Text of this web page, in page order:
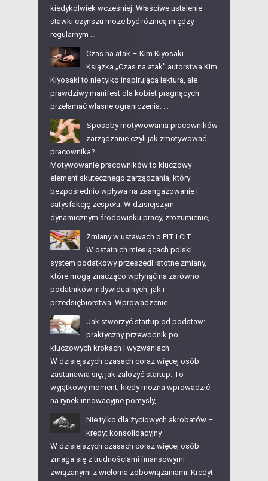
kiedykolwiek wcześniej. Właściwe ustalenie
stawki czynszu może być różnicą między
regularnym …
Czas na atak – Kim Kiyosaki
Książka „Czas na atak” autorstwa Kim
Kiyosaki to nie tylko inspirująca lektura, ale
prawdziwy manifest dla kobiet pragnących
przełamać własne ograniczenia. …
Sposoby motywowania pracowników
zarządzanie czyli jak zmotywować
pracownika?
Motywowanie pracowników to kluczowy
element skutecznego zarządzania, który
bezpośrednio wpływa na zaangażowanie i
satysfakcję zespołu. W dzisiejszym
dynamicznym środowisku pracy, zrozumienie, …
Zmiany w ustawach o PIT i CIT
W ostatnich miesiącach polski
system podatkowy przeszedł istotne zmiany,
które mogą znacząco wpłynąć na zarówno
podatników indywidualnych, jak i
przedsiębiorstwa. Wprowadzenie …
Jak stworzyć startup od podstaw:
praktyczny przewodnik po
kluczowych krokach i wyzwaniach
W dzisiejszych czasach coraz więcej osób
zastanawia się, jak założyć startup. To
wyjątkowy moment, kiedy można wprowadzić
na rynek innowacyjne pomysły, …
Nie tylko dla życiowych akrobatów –
kredyt konsolidacyjny
W dzisiejszych czasach coraz więcej osób
zmaga się z trudnościami finansowymi
związanymi z wieloma zobowiązaniami. Kredyt